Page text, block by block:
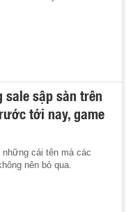
sập sàn trên
tới nay, game
cái tên mà các
nên bỏ qua.